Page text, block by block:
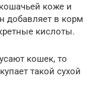
коже и
добавляет в корм
кислоты.
кошек, то
такой сухой